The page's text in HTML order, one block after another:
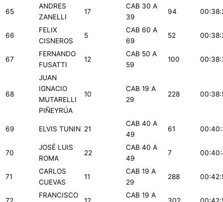
65
ANDRES
ZANELLI
17
CAB 30 A
39
94
66
FELIX
CISNEROS
5
CAB 60 A
69
52
67
FERNANDO
FUSATTI
12
CAB 50 A
59
100
68
JUAN
IGNACIO
MUTARELLI
PIÑEYRÚA
10
CAB 19 A
29
228
69 ELVIS TUNIN 21
CAB 40 A
49
61
70
JOSÉ LUIS
ROMA
22
CAB 40 A
49
7
71
CARLOS
CUEVAS
11
CAB 19 A
29
288
FRANCISCO
CAB 19 A